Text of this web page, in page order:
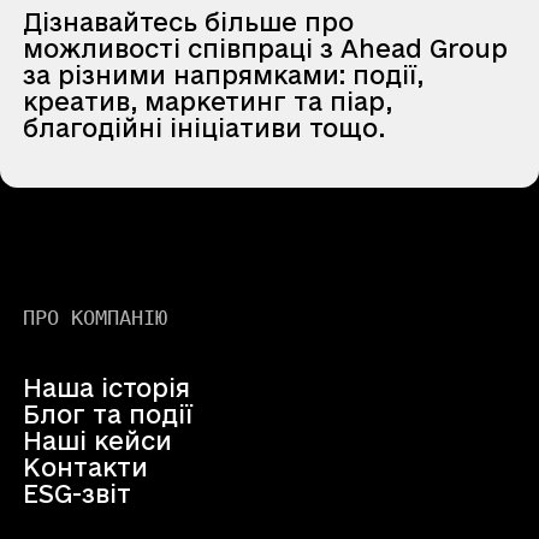
Дізнавайтесь більше про
можливості співпраці з Ahead Group
за різними напрямками: події,
креатив, маркетинг та піар,
благодійні ініціативи тощо.
ПРО КОМПАНІЮ
Наша історія
Блог та події
Наші кейси
Контакти
ESG-звіт